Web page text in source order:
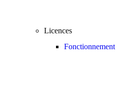
Licences
Fonctionnement